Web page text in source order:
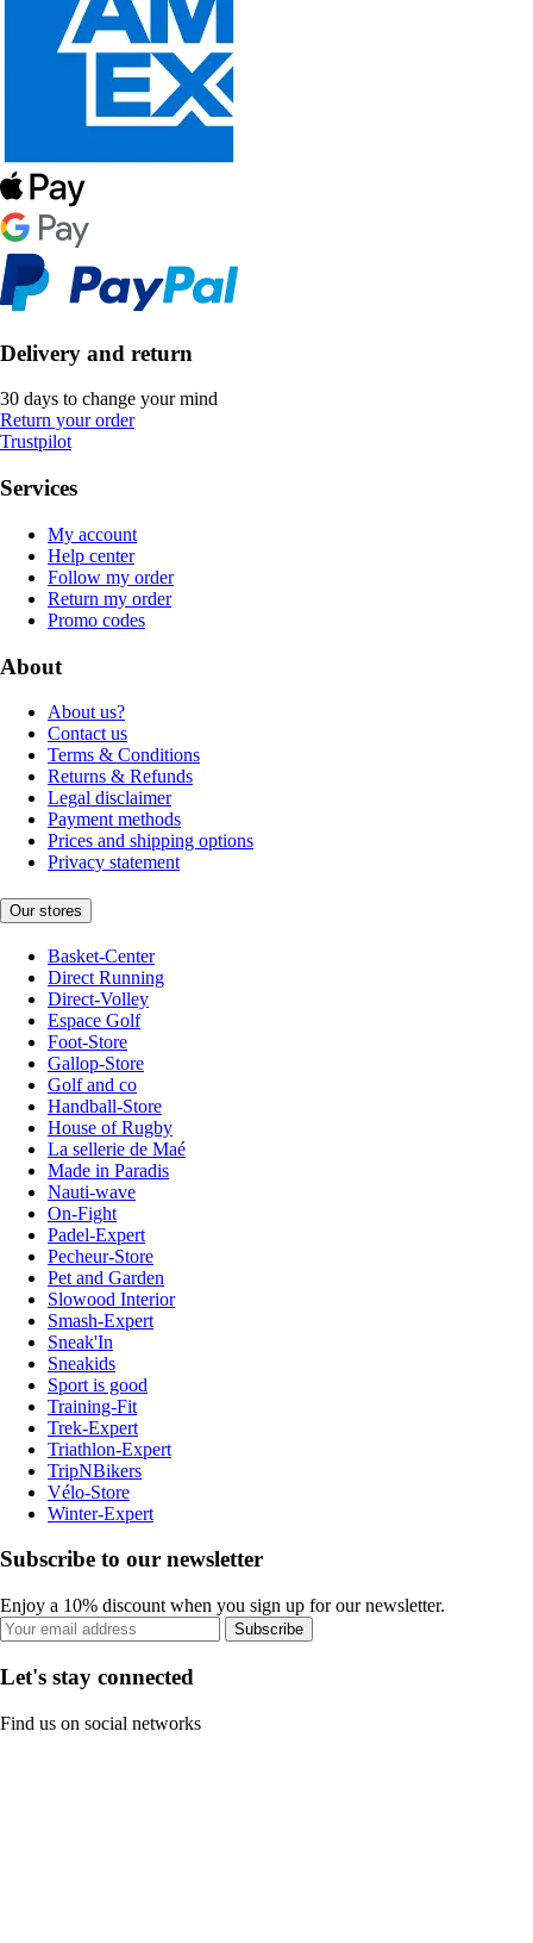
Delivery and return
30 days to change your mind
Return your order
Trustpilot
Services
My account
Help center
Follow my order
Return my order
Promo codes
About
About us?
Contact us
Terms & Conditions
Returns & Refunds
Legal disclaimer
Payment methods
Prices and shipping options
Privacy statement
Our stores
Basket-Center
Direct Running
Direct-Volley
Espace Golf
Foot-Store
Gallop-Store
Golf and co
Handball-Store
House of Rugby
La sellerie de Maé
Made in Paradis
Nauti-wave
On-Fight
Padel-Expert
Pecheur-Store
Pet and Garden
Slowood Interior
Smash-Expert
Sneak'In
Sneakids
Sport is good
Training-Fit
Trek-Expert
Triathlon-Expert
TripNBikers
Vélo-Store
Winter-Expert
Subscribe to our newsletter
Enjoy a 10% discount when you sign up for our newsletter.
Subscribe
Let's stay connected
Find us on social networks